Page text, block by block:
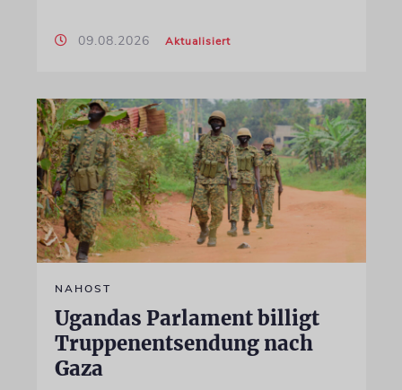
09.08.2026 Aktualisiert
NAHOST
Ugandas Parlament billigt
Truppenentsendung nach
Gaza